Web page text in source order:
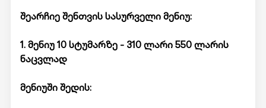
შეარჩიე შენთვის სასურველი მენიუ:
1. მენიუ 10 სტუმარზე - 310 ლარი 550 ლარის
ნაცვლად
მენიუში შედის: